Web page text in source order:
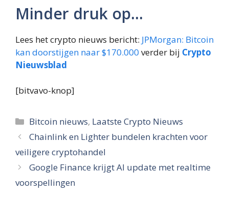
Minder druk op…
Lees het crypto nieuws bericht: JPMorgan: Bitcoin
kan doorstijgen naar $170.000 verder bij Crypto
Nieuwsblad
[bitvavo-knop]
Categorieën
Bitcoin nieuws, Laatste Crypto Nieuws
Chainlink en Lighter bundelen krachten voor
veiligere cryptohandel
Google Finance krijgt AI update met realtime
voorspellingen